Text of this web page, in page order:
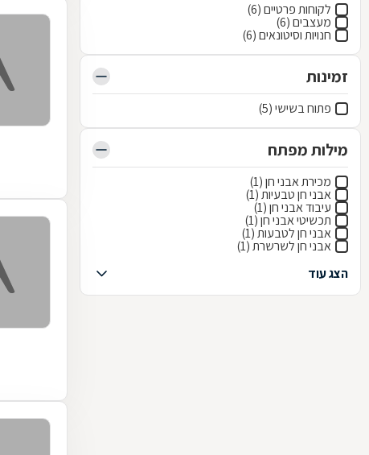
לקוחות פרטיים (6)
מעצבים (6)
חנויות וסיטונאים (6)
זמינות
פתוח בשישי (5)
מילות מפתח
מכירת אבני חן (1)
אבני חן טבעיות (1)
עיבוד אבני חן (1)
תכשיטי אבני חן (1)
אבני חן לטבעות (1)
אבני חן לשרשרת (1)
הצג עוד